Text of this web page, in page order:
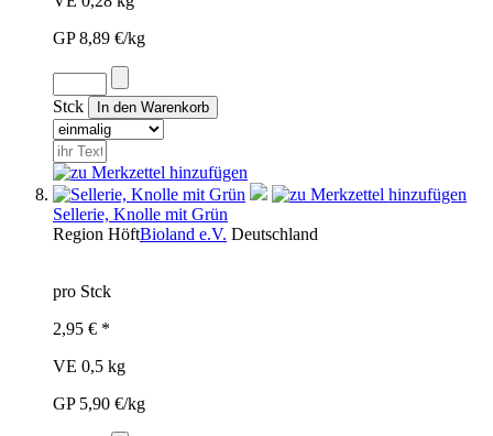
GP 8,89 €/kg
Stck
Sellerie, Knolle mit Grün
Region HöftBioland e.V. Deutschland
pro Stck
2,95 € *
VE 0,5 kg
GP 5,90 €/kg